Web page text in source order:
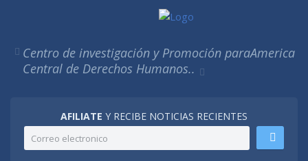
Centro de investigación y Promoción paraAmerica
Central de Derechos Humanos..
AFILIATE Y RECIBE NOTICIAS RECIENTES